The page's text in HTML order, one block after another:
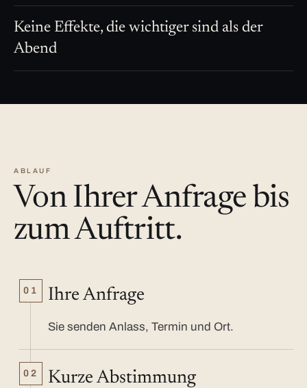
Keine Effekte, die wichtiger sind als der
Abend
ABLAUF
Von Ihrer Anfrage bis
zum Auftritt.
01 Ihre Anfrage
Sie senden Anlass, Termin und Ort.
02 Kurze Abstimmung